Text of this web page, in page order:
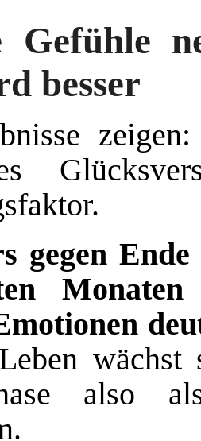
Gefühle
besser
gegen
wächst
also